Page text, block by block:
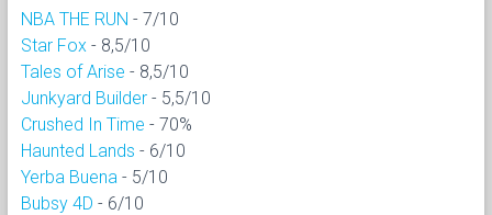
NBA THE RUN - 7/10
Star Fox - 8,5/10
Tales of Arise - 8,5/10
Junkyard Builder - 5,5/10
Crushed In Time - 70%
Haunted Lands - 6/10
Yerba Buena - 5/10
Bubsy 4D - 6/10